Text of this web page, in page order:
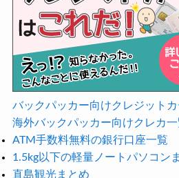
バックパッカー向けクレジット
海外バックパッカー向けクレカ一
ATM手数料無料の銀行口座一覧
1.5kg以下の軽量ノートパソコン
直島観光まとめ